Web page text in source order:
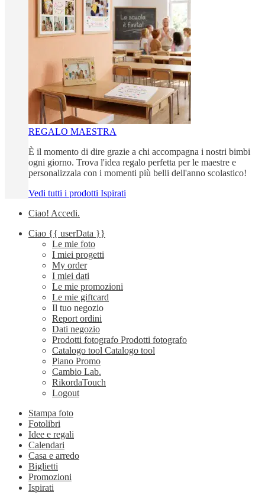
REGALO MAESTRA
È il momento di dire grazie a chi accompagna i nostri bimbi
ogni giorno. Trova l'idea regalo perfetta per le maestre e
personalizzala con i momenti più belli dell'anno scolastico!
Vedi tutti i prodotti Ispirati
Ciao! Accedi.
Ciao {{ userData }}
Le mie foto
I miei progetti
My order
I miei dati
Le mie promozioni
Le mie giftcard
Il tuo negozio
Report ordini
Dati negozio
Prodotti fotografo Prodotti fotografo
Catalogo tool Catalogo tool
Piano Promo
Cambio Lab.
RikordaTouch
Logout
Stampa foto
Fotolibri
Idee e regali
Calendari
Casa e arredo
Biglietti
Promozioni
Ispirati